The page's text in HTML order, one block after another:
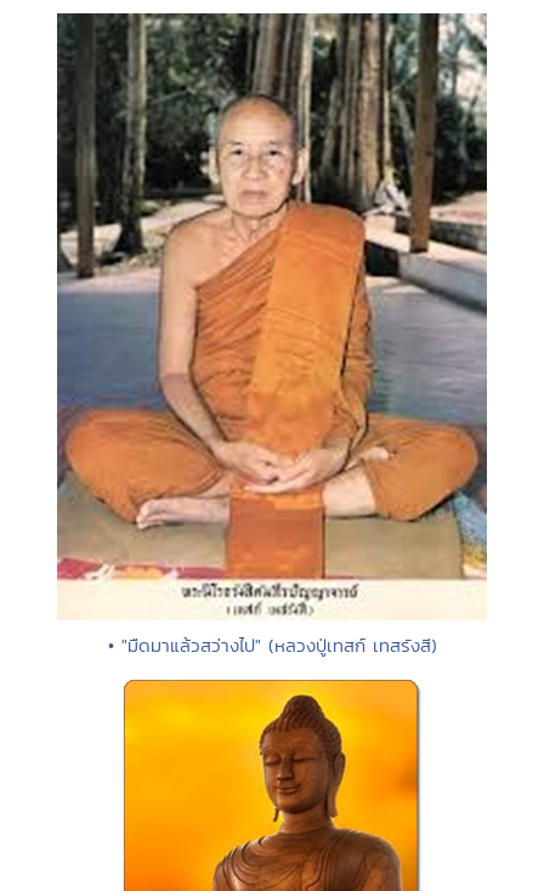
• "มืดมาแล้วสว่างไป" (หลวงปู่เทสก์ เทสรังสี)